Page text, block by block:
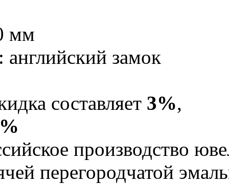
мм
английский замок
составляет 3%,
производство
перегородчатой